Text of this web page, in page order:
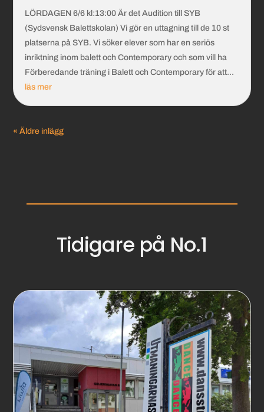
LÖRDAGEN 6/6 kl:13:00 Är det Audition till SYB
(Sydsvensk Balettskolan) Vi gör en uttagning till de 10 st
platserna på SYB. Vi söker elever som har en seriös
inriktning inom balett och Contemporary och som vill ha
Förberedande träning i Balett och Contemporary för att...
läs mer
« Äldre inlägg
Tidigare på No.1